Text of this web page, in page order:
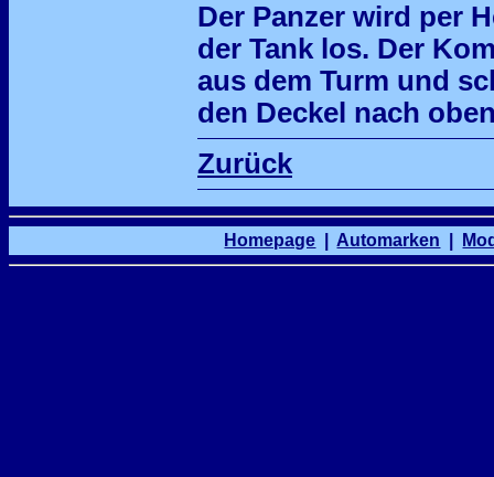
Der Panzer wird per
der Tank los. Der
aus dem Turm und
den Deckel nach
Zurück
Homepage Automarken